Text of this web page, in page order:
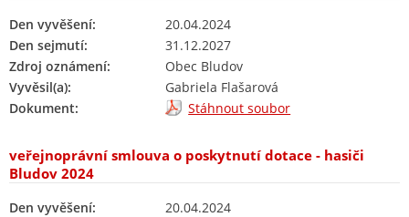
Den vyvěšení:
20.04.2024
Den sejmutí:
31.12.2027
Zdroj oznámení:
Obec Bludov
Vyvěsil(a):
Gabriela Flašarová
Dokument:
Stáhnout soubor
veřejnoprávní smlouva o poskytnutí dotace - hasiči
Bludov 2024
Den vyvěšení:
20.04.2024